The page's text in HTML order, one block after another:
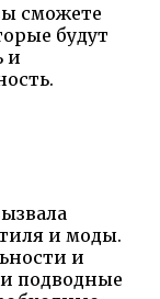
сможете
будут
и
и моды.
и
подводные